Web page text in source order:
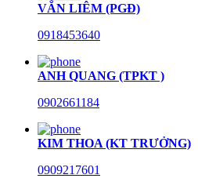
VĂN LIÊM (PGĐ)
0918453640
ANH QUANG (TPKT )
0902661184
KIM THOA (KT TRƯỞNG)
0909217601